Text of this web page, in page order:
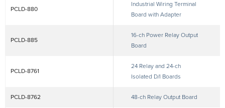
PCLD-880
Industrial Wiring Terminal
Board with Adapter
PCLD-885
16-ch Power Relay Output
Board
PCLD-8761
24 Relay and 24-ch
Isolated D/I Boards
PCLD-8762 48-ch Relay Output Board